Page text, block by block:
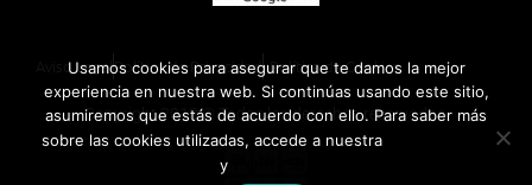
Aviso LegalPolítica de Privacidad Política de Cookies
Copyright 2018 © Todos los derechos reservados.
Usamos cookies para asegurar que te damos la mejor
experiencia en nuestra web. Si continúas usando este sitio,
asumiremos que estás de acuerdo con ello. Para saber más
sobre las cookies utilizadas, accede a nuestra
y